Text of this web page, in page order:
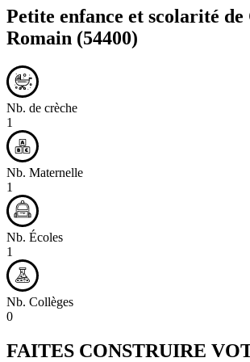
Petite enfance et scolarité de
Romain (54400)
Nb. de crèche
1
Nb. Maternelle
1
Nb. Écoles
1
Nb. Collèges
0
FAITES CONSTRUIRE